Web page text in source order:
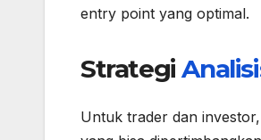
entry point yang optimal.
Strategi
Untuk trader dan